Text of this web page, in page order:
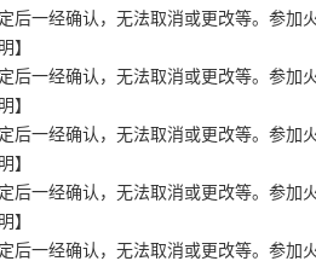
后一经确认，无法取消或更改等。参加
】
后一经确认，无法取消或更改等。参加
】
后一经确认，无法取消或更改等。参加
】
后一经确认，无法取消或更改等。参加
】
后一经确认，无法取消或更改等。参加